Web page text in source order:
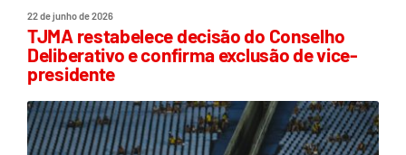
22 de junho de 2026
TJMA restabelece decisão do Conselho
Deliberativo e confirma exclusão de vice-
presidente